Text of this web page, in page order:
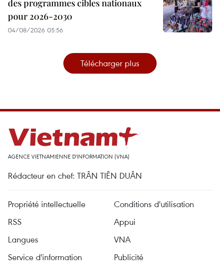
des programmes cibles nationaux
pour 2026-2030
04/08/2026 05:56
Télécharger plus
AGENCE VIETNAMIENNE D'INFORMATION (VNA)
Rédacteur en chef: TRÂN TIÊN DUÂN
Propriété intellectuelle
Conditions d'utilisation
RSS
Appui
Langues
VNA
Service d'information
Publicité